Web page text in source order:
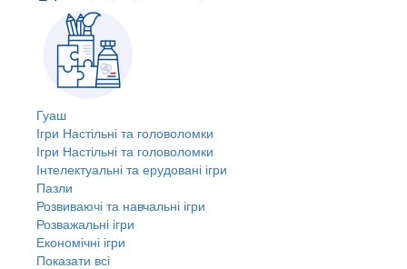
Гуаш
Ігри Настільні та головоломки
Ігри Настільні та головоломки
Інтелектуальні та ерудовані ігри
Пазли
Розвиваючі та навчальні ігри
Розважальні ігри
Економічні ігри
Показати всі